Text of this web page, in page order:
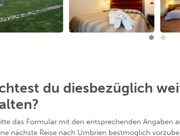
du diesbezüglich
das Formular mit den entsprechenden Angaben
nächste Reise nach Umbrien bestmöglich